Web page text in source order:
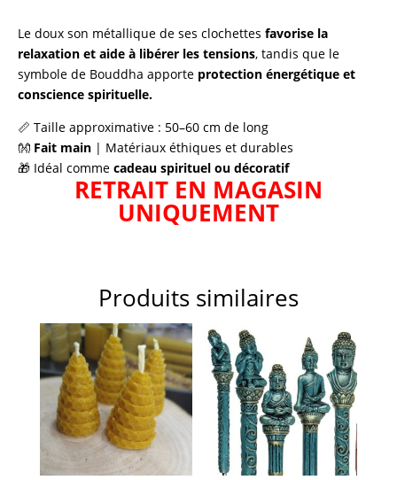
Le doux son métallique de ses clochettes favorise la
relaxation et aide à libérer les tensions, tandis que le
symbole de Bouddha apporte protection énergétique et
conscience spirituelle.
📏 Taille approximative : 50–60 cm de long
👐 Fait main | Matériaux éthiques et durables
🎁 Idéal comme cadeau spirituel ou décoratif
RETRAIT EN MAGASIN
UNIQUEMENT
Produits similaires